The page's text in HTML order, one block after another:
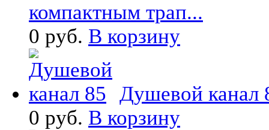
компактным трап...
0 руб. В корзину
Душевой канал
0 руб. В корзину